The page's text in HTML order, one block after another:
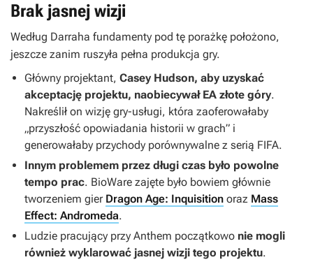
Brak jasnej wizji
Według Darraha fundamenty pod tę porażkę położono,
jeszcze zanim ruszyła pełna produkcja gry.
Główny projektant, Casey Hudson, aby uzyskać
akceptację projektu, naobiecywał EA złote góry.
Nakreślił on wizję gry-usługi, która zaoferowałaby
„przyszłość opowiadania historii w grach” i
generowałaby przychody porównywalne z serią FIFA.
Innym problemem przez długi czas było powolne
tempo prac. BioWare zajęte było bowiem głównie
tworzeniem gier Dragon Age: Inquisition oraz Mass
Effect: Andromeda.
Ludzie pracujący przy Anthem początkowo nie mogli
również wyklarować jasnej wizji tego projektu.